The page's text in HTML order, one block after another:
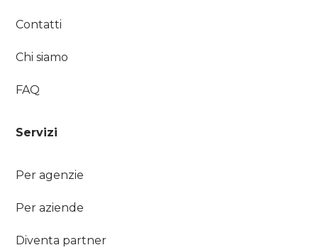
Contatti
Chi siamo
FAQ
Servizi
Per agenzie
Per aziende
Diventa partner